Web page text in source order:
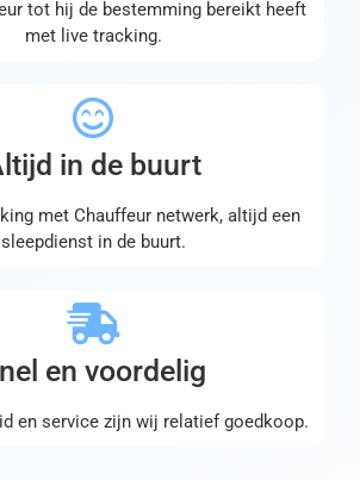
bij je
zijn.
volgen
. Bij
aanko
mst
bevest
of
.
tot hij de bestemming bereikt heeft
met live tracking.
in de buurt
met Chauffeur netwerk, altijd een
sleepdienst in de buurt.
en voordelig
en service zijn wij relatief goedkoop.